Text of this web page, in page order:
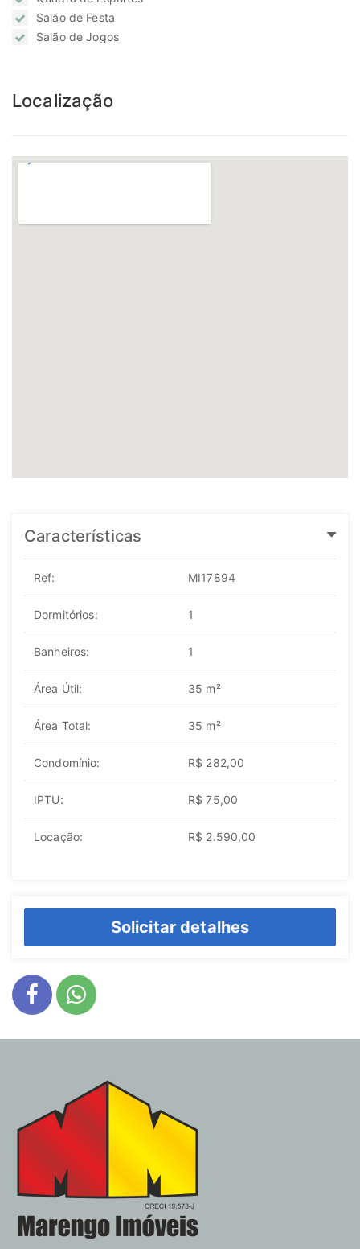
Salão de Festa
Salão de Jogos
Localização
Características
Ref: MI17894
Dormitórios: 1
Banheiros: 1
Área Útil: 35 m²
Área Total: 35 m²
Condomínio: R$ 282,00
IPTU: R$ 75,00
Locação: R$ 2.590,00
Solicitar detalhes